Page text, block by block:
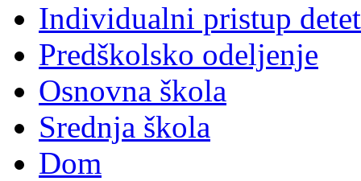
Individualni pristup
Predškolsko odeljenje
Osnovna škola
Srednja škola
Dom